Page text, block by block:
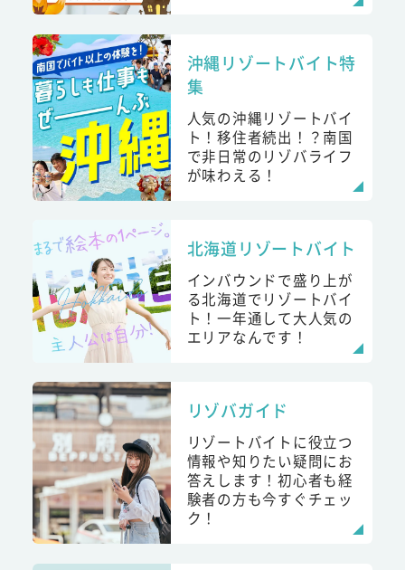
沖縄リゾートバイト特
集
人気の沖縄リゾートバイ
ト！移住者続出！？南国
で非日常のリゾバライフ
が味わえる！
北海道リゾートバイト
インバウンドで盛り上が
る北海道でリゾートバイ
ト！一年通して大人気の
エリアなんです！
リゾバガイド
リゾートバイトに役立つ
情報や知りたい疑問にお
答えします！初心者も経
験者の方も今すぐチェッ
ク！